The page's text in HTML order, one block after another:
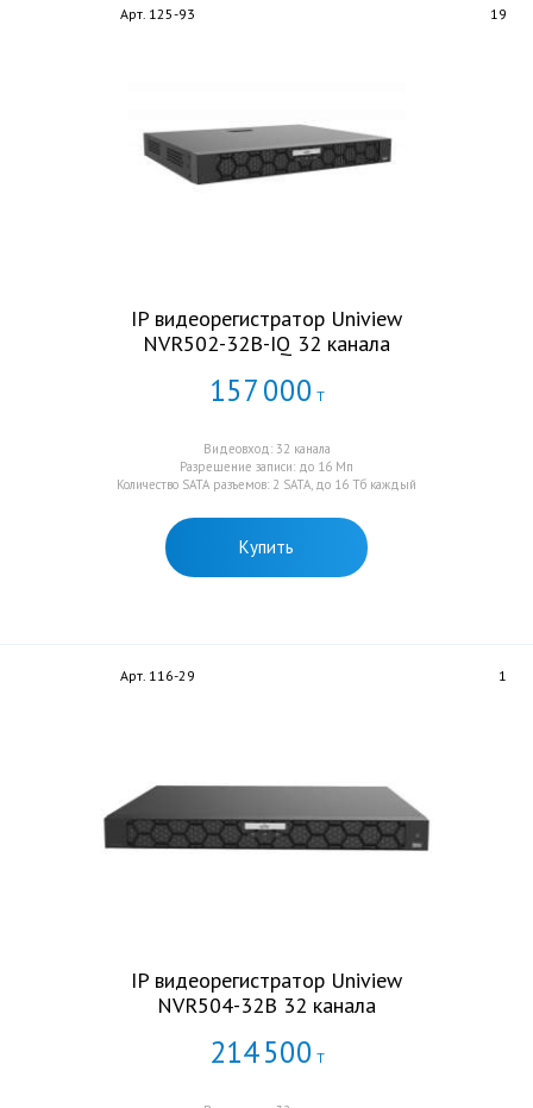
Арт. 125-93 19
IP видеорегистратор Uniview
NVR502-32B-IQ 32 канала
157000 Т
Видеовход: 32 канала
Разрешение записи: до 16 Мп
Количество SATA разъемов: 2 SATA, до 16 Тб каждый
Купить
Арт. 116-29 1
IP видеорегистратор Uniview
NVR504-32B 32 канала
214500 Т